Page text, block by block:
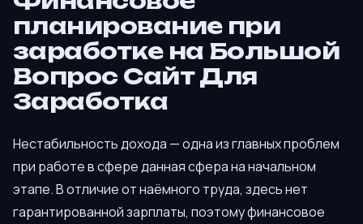
планирование при
заработке на Большой
Вопрос Сайт Для
Заработка
Нестабильность дохода — одна из главных проблем
при работе в сфере данная сфера на начальном
этапе. В отличие от наёмного труда, здесь нет
гарантированной зарплаты, поэтому финансовое